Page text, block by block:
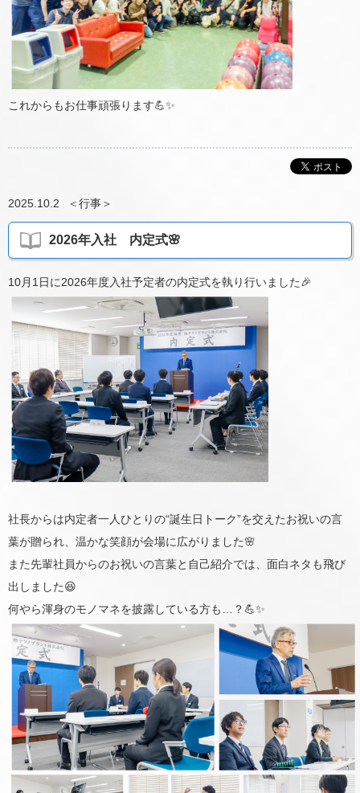
これからもお仕事頑張ります💪✨
2025.10.2 ＜行事＞
2026年入社 内定式🌸
10月1日に2026年度入社予定者の内定式を執り行いました🎉
社長からは内定者一人ひとりの“誕生日トーク”を交えたお祝いの言
葉が贈られ、温かな笑顔が会場に広がりました🌸
また先輩社員からのお祝いの言葉と自己紹介では、面白ネタも飛び
出しました😆
何やら渾身のモノマネを披露している方も…？💪✨